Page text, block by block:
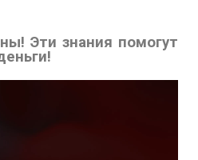
Эти знания помогут